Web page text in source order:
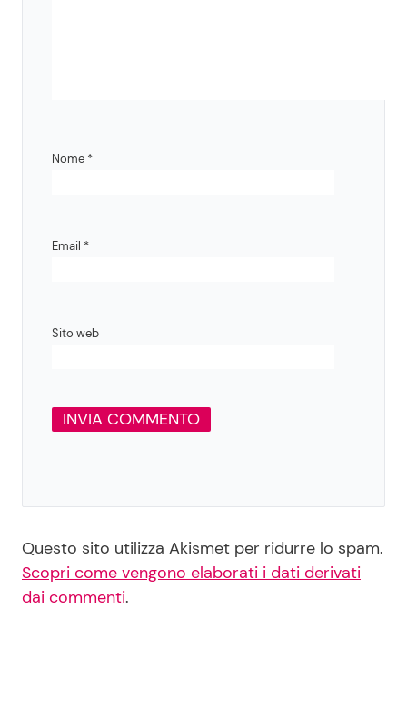
Nome *
Email *
Sito web
Questo sito utilizza Akismet per ridurre lo spam.
Scopri come vengono elaborati i dati derivati
dai commenti.